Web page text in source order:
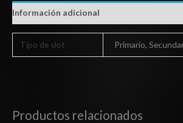
Información adicional
Tipo de slot Primario,
Productos relacionados